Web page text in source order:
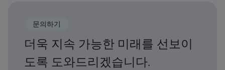
문의하기
더욱 지속 가능한 미래를 선보이
도록 도와드리겠습니다.